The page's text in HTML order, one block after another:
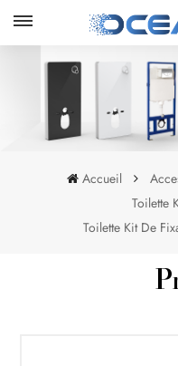
Accueil
Toilette
Toilette Kit De